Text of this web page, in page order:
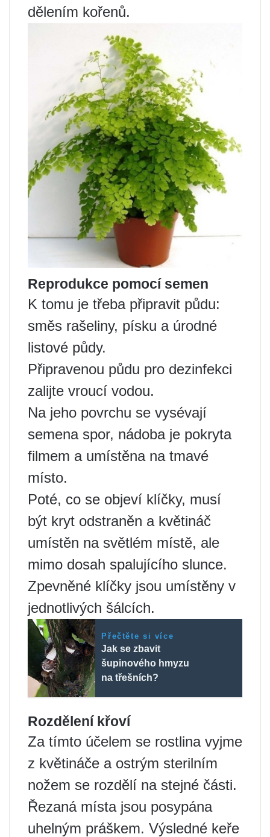
dělením kořenů.
Reprodukce pomocí semen
K tomu je třeba připravit půdu:
směs rašeliny, písku a úrodné
listové půdy.
Připravenou půdu pro dezinfekci
zalijte vroucí vodou.
Na jeho povrchu se vysévají
semena spor, nádoba je pokryta
filmem a umístěna na tmavé
místo.
Poté, co se objeví klíčky, musí
být kryt odstraněn a květináč
umístěn na světlém místě, ale
mimo dosah spalujícího slunce.
Zpevněné klíčky jsou umístěny v
jednotlivých šálcích.
Přečtěte si více
Jak se zbavit
šupinového hmyzu
na třešních?
Rozdělení křoví
Za tímto účelem se rostlina vyjme
z květináče a ostrým sterilním
nožem se rozdělí na stejné části.
Řezaná místa jsou posypána
uhelným práškem. Výsledné keře